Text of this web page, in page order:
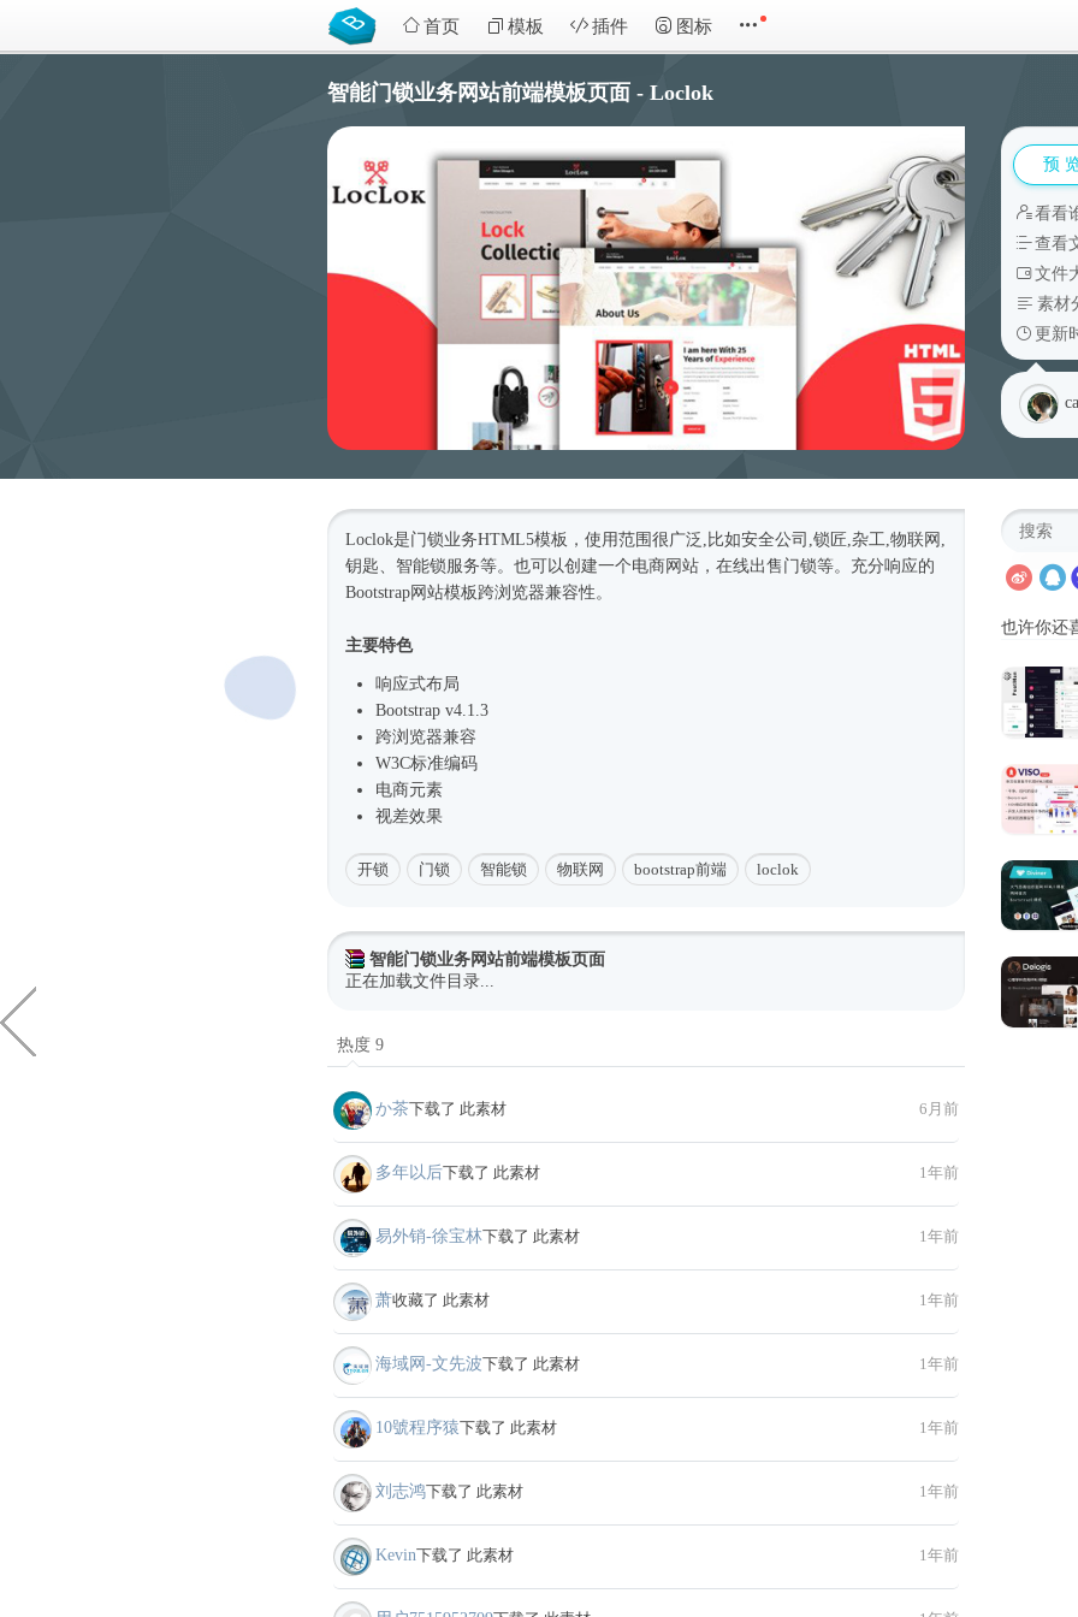
首页 模板 插件 图标
智能门锁业务网站前端模板页面 - Loclok
预
看看
查看
文件
素材
更新
Loclok是门锁业务HTML5模板 ，使用范围很广泛,比如安全公司,锁匠,杂工,物联网,
钥匙、智能锁服务等。也可以创建一个电商网站，在线出售门锁等。充分响应的
Bootstrap网站模板跨浏览器兼容性。
主要特色
响应式布局
Bootstrap v4.1.3
跨浏览器兼容
W3C标准编码
电商元素
视差效果
开锁 门锁 智能锁 物联网 bootstrap前端 loclok
智能门锁业务网站前端模板页面
正在加载文件目录...
热度 9
か茶下载了 此素材 6月前
多年以后下载了 此素材 1年前
易外销-徐宝林下载了 此素材 1年前
萧收藏了 此素材 1年前
海域网-文先波下载了 此素材 1年前
10號程序猿下载了 此素材 1年前
刘志鸿下载了 此素材 1年前
Kevin下载了 此素材 1年前
也许你还